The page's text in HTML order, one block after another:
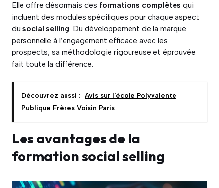
Elle offre désormais des formations complètes qui
incluent des modules spécifiques pour chaque aspect
du social selling. Du développement de la marque
personnelle à l’engagement efficace avec les
prospects, sa méthodologie rigoureuse et éprouvée
fait toute la différence.
Découvrez aussi : Avis sur l'école Polyvalente
Publique Frères Voisin Paris
Les avantages de la
formation social selling